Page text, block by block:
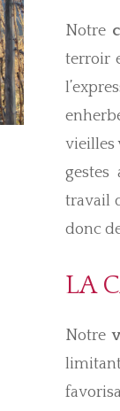
Notre
terroir
vieilles
travail
donc
LA
Notre